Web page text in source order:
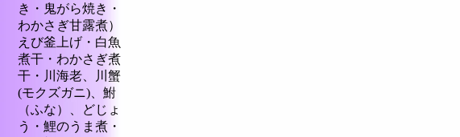
き・鬼がら焼き・
わかさぎ甘露煮）
えび釜上げ・白魚
煮干・わかさぎ煮
干・川海老、川蟹
(モクズガニ)、鮒
（ふな）、どじょ
う・鯉のうま煮・